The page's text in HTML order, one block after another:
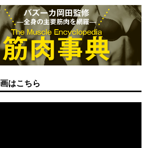
はこちら